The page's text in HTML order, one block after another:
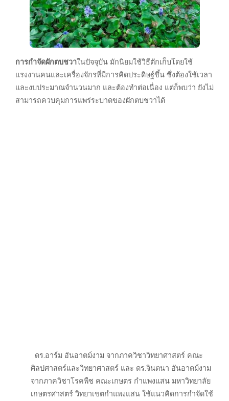
การกำจัดผักตบชวาในปัจจุบัน มักนิยมใช้วิธีตักเก็บโดยใช้
แรงงานคนและเครื่องจักรที่มีการคิดประดิษฐ์ขึ้น ซึ่งต้องใช้เวลา
และงบประมาณจำนวนมาก และต้องทำต่อเนื่อง แต่ก็พบว่า ยังไม่
สามารถควบคุมการแพร่ระบาดของผักตบชวาได้
ดร.อาร์ม อันอาตม์งาม จากภาควิชาวิทยาศาสตร์ คณะ
ศิลปศาสตร์และวิทยาศาสตร์ และ ดร.จินตนา อันอาตม์งาม
จากภาควิชาโรคพืช คณะเกษตร กำแพงแสน มหาวิทยาลัย
เกษตรศาสตร์ วิทยาเขตกำแพงแสน ใช้แนวคิดการกำจัดใช้